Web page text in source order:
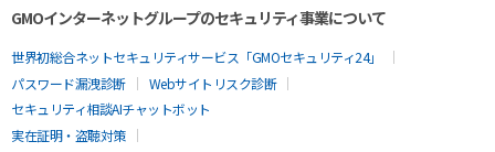
GMOインターネットグループのセキュリティ事業について
世界初総合ネットセキュリティサービス「GMOセキュリティ24」
パスワード漏洩診断
Webサイトリスク診断
セキュリティ相談AIチャットボット
実在証明・盗聴対策